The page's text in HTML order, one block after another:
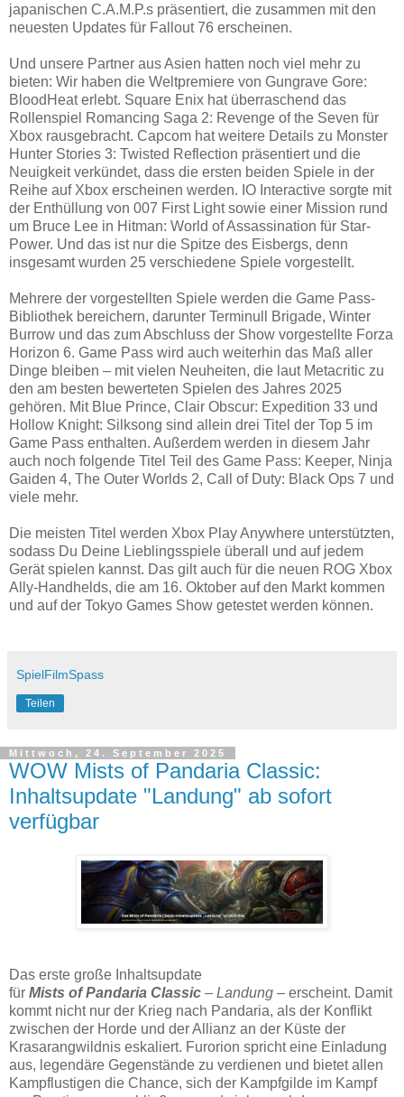
japanischen C.A.M.P.s präsentiert, die zusammen mit den
neuesten Updates für Fallout 76 erscheinen.
Und unsere Partner aus Asien hatten noch viel mehr zu
bieten: Wir haben die Weltpremiere von Gungrave Gore:
BloodHeat erlebt. Square Enix hat überraschend das
Rollenspiel Romancing Saga 2: Revenge of the Seven für
Xbox rausgebracht. Capcom hat weitere Details zu Monster
Hunter Stories 3: Twisted Reflection präsentiert und die
Neuigkeit verkündet, dass die ersten beiden Spiele in der
Reihe auf Xbox erscheinen werden. IO Interactive sorgte mit
der Enthüllung von 007 First Light sowie einer Mission rund
um Bruce Lee in Hitman: World of Assassination für Star-
Power. Und das ist nur die Spitze des Eisbergs, denn
insgesamt wurden 25 verschiedene Spiele vorgestellt.
Mehrere der vorgestellten Spiele werden die Game Pass-
Bibliothek bereichern, darunter Terminull Brigade, Winter
Burrow und das zum Abschluss der Show vorgestellte Forza
Horizon 6. Game Pass wird auch weiterhin das Maß aller
Dinge bleiben – mit vielen Neuheiten, die laut Metacritic zu
den am besten bewerteten Spielen des Jahres 2025
gehören. Mit Blue Prince, Clair Obscur: Expedition 33 und
Hollow Knight: Silksong sind allein drei Titel der Top 5 im
Game Pass enthalten. Außerdem werden in diesem Jahr
auch noch folgende Titel Teil des Game Pass: Keeper, Ninja
Gaiden 4, The Outer Worlds 2, Call of Duty: Black Ops 7 und
viele mehr.
Die meisten Titel werden Xbox Play Anywhere unterstützten,
sodass Du Deine Lieblingsspiele überall und auf jedem
Gerät spielen kannst. Das gilt auch für die neuen ROG Xbox
Ally-Handhelds, die am 16. Oktober auf den Markt kommen
und auf der Tokyo Games Show getestet werden können.
SpielFilmSpass
Teilen
Mittwoch, 24. September 2025
WOW Mists of Pandaria Classic:
Inhaltsupdate "Landung" ab sofort
verfügbar
Das erste große Inhaltsupdate
für Mists of Pandaria Classic – Landung – erscheint. Damit
kommt nicht nur der Krieg nach Pandaria, als der Konflikt
zwischen der Horde und der Allianz an der Küste der
Krasarangwildnis eskaliert. Furorion spricht eine Einladung
aus, legendäre Gegenstände zu verdienen und bietet allen
Kampflustigen die Chance, sich der Kampfgilde im Kampf